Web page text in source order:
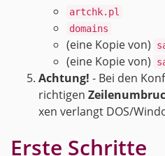
artchk.pl
domains
(eine Kopie von)
(eine Kopie von)
Ach­tung! - Bei den
rich­ti­gen
xen ver­langt DOS/
Erste Schrit­te